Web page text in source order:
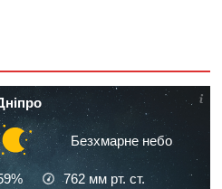
Безхмарне небо
762 мм рт. ст.